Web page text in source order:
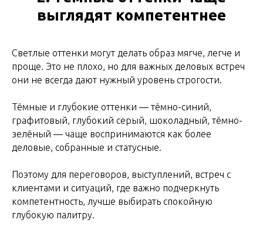
выглядят компетентнее
Светлые оттенки могут делать образ мягче, легче и
проще. Это не плохо, но для важных деловых встреч
они не всегда дают нужный уровень строгости.
Тёмные и глубокие оттенки — тёмно-синий,
графитовый, глубокий серый, шоколадный, тёмно-
зелёный — чаще воспринимаются как более
деловые, собранные и статусные.
Поэтому для переговоров, выступлений, встреч с
клиентами и ситуаций, где важно подчеркнуть
компетентность, лучше выбирать спокойную
глубокую палитру.